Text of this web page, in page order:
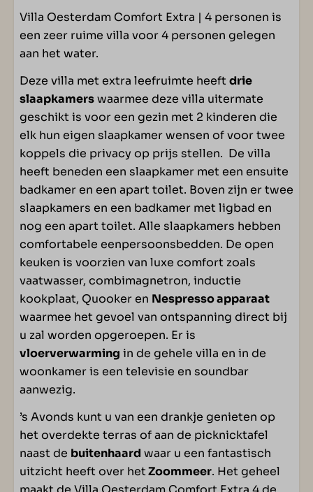
SLAAPKAMER
Televisie op slaapkamer(s)
Eénpersoonsbed(den): 6
Slaapkamer(s) op begane grond: 1
Slaapkamer(s) op verdieping: 2
WOONRUIMTE
Meer leefruimte
Soundbar
Televisie
SANITAIR
Apart toilet beneden: 1
Apart toilet op verdieping: 1
Badkamer(s) beneden: 1
Badkamer(s) boven: 1
Ligbad
BUITEN
Buitenhaard
Overdekt terras
Villa Oesterdam Comfort Extra | 4 personen is
een zeer ruime villa voor 4 personen gelegen
aan het water.
Deze villa met extra leefruimte heeft drie
slaapkamerswaarmee deze villa uitermate
geschikt is voor een gezin met 2 kinderen die
elk hun eigen slaapkamer wensen of voor twee
koppels die privacy op prijs stellen. De villa
heeft beneden een slaapkamer met een ensuite
badkamer en een apart toilet. Boven zijn er twee
slaapkamers en een badkamer met ligbad en
nog een apart toilet. Alle slaapkamers hebben
comfortabele eenpersoonsbedden. De open
keuken is voorzien van luxe comfort zoals
vaatwasser, combimagnetron, inductie
kookplaat, Quooker en Nespresso apparaat
waarmee het gevoel van ontspanning direct bij
u zal worden opgeroepen. Er is
vloerverwarming in de gehele villa en in de
woonkamer is een televisie en soundbar
aanwezig.
’s Avonds kunt u van een drankje genieten op
het overdekte terras of aan de picknicktafel
naast de buitenhaard waar u een fantastisch
uitzicht heeft over hetZoommeer. Het geheel